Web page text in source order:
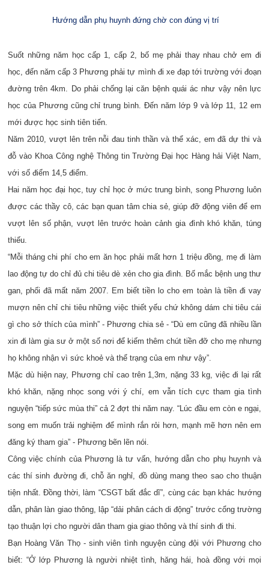
Hướng dẫn phụ huynh đứng chờ con đúng vị trí
Suốt những năm học cấp 1, cấp 2, bố mẹ phải thay nhau chở em đi
học, đến năm cấp 3 Phương phải tự mình đi xe đạp tới trường với đoạn
đường trên 4km. Do phải chống lại căn bệnh quái ác như vậy nên lực
học của Phương cũng chỉ trung bình. Đến năm lớp 9 và lớp 11, 12 em
mới được học sinh tiên tiến.
Năm 2010, vượt lên trên nỗi đau tinh thần và thể xác, em đã dự thi và
đỗ vào Khoa Công nghệ Thông tin Trường Đại học Hàng hải Việt Nam,
với số điểm 14,5 điểm.
Hai năm học đại học, tuy chỉ học ở mức trung bình, song Phương luôn
được các thầy cô, các bạn quan tâm chia sẻ, giúp đỡ động viên để em
vượt lên số phận, vượt lên trước hoàn cảnh gia đình khó khăn, túng
thiếu.
“Mỗi tháng chi phí cho em ăn học phải mất hơn 1 triệu đồng, mẹ đi làm
lao động tự do chỉ đủ chi tiêu dè xẻn cho gia đình. Bố mắc bệnh ung thư
gan, phối đã mất năm 2007. Em biết tiền lo cho em toàn là tiền đi vay
mượn nên chỉ chi tiêu những việc thiết yếu chứ không dám chi tiêu cái
gì cho sở thích của mình” - Phương chia sẻ - “Dù em cũng đã nhiều lần
xin đi làm gia sư ở một số nơi để kiếm thêm chút tiền đỡ cho mẹ nhưng
họ không nhận vì sức khoẻ và thể trạng của em như vậy”.
Mặc dù hiện nay, Phương chỉ cao trên 1,3m, nặng 33 kg, việc đi lại rất
khó khăn, nặng nhọc song với ý chí, em vẫn tích cực tham gia tình
nguyện “tiếp sức mùa thi” cả 2 đợt thi năm nay. “Lúc đầu em còn e ngại,
song em muốn trải nghiệm để mình rắn rỏi hơn, mạnh mẽ hơn nên em
đăng ký tham gia” - Phương bẽn lẽn nói.
Công việc chính của Phương là tư vấn, hướng dẫn cho phụ huynh và
các thí sinh đường đi, chỗ ăn nghỉ, đồ dùng mang theo sao cho thuận
tiện nhất. Đồng thời, làm “CSGT bất đắc dĩ”, cùng các bạn khác hướng
dẫn, phân làn giao thông, lập “dải phân cách di động” trước cổng trường
tạo thuận lợi cho người dân tham gia giao thông và thí sinh đi thi.
Bạn Hoàng Văn Thọ - sinh viên tình nguyện cùng đội với Phương cho
biết: “Ở lớp Phương là người nhiệt tình, hăng hái, hoà đồng với mọi